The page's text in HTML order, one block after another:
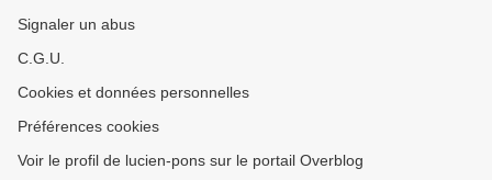
Signaler un abus
C.G.U.
Cookies et données personnelles
Préférences cookies
Voir le profil de lucien-pons sur le portail Overblog